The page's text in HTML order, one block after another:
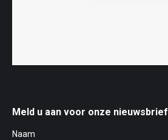
Meld u aan voor onze nieuwsbrief
Naam